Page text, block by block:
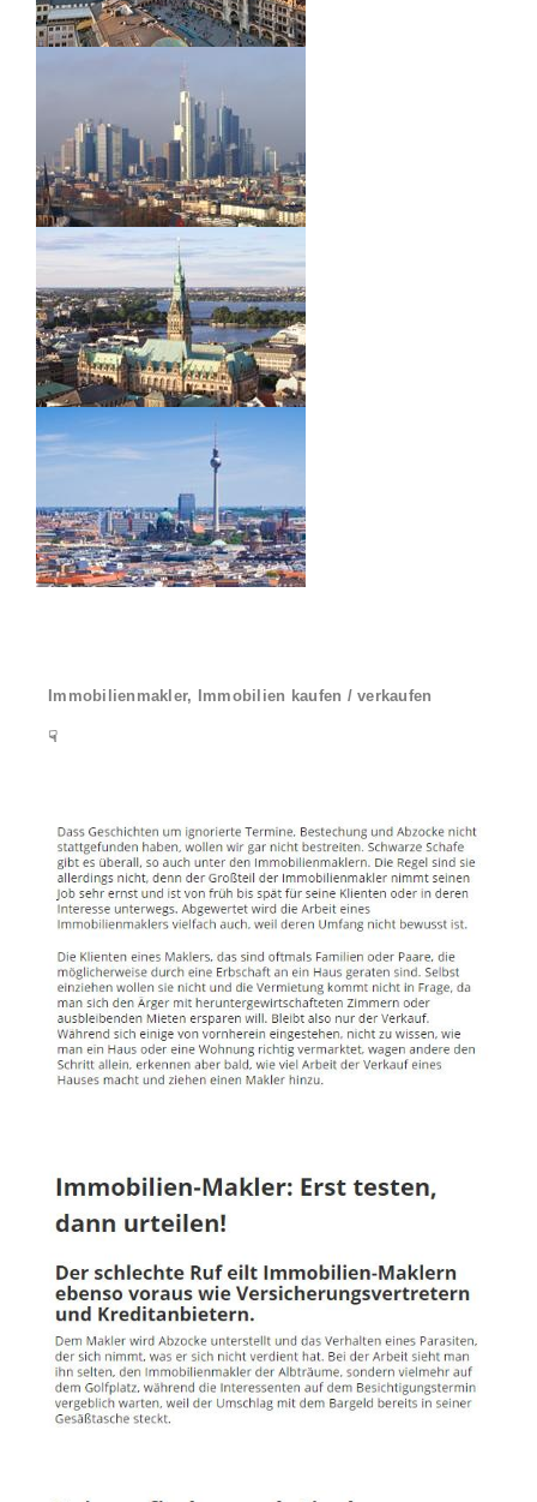
Immobilienmakler, Immobilien kaufen / verkaufen
☟